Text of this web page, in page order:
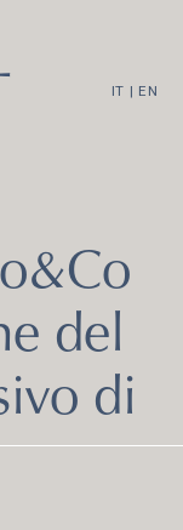
IT | EN
del
di